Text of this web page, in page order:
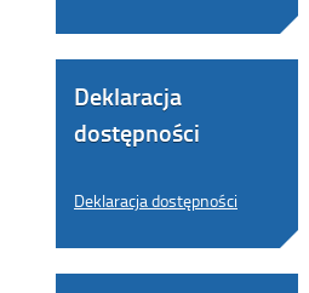
Deklaracja
dostępności
Deklaracja dostępności